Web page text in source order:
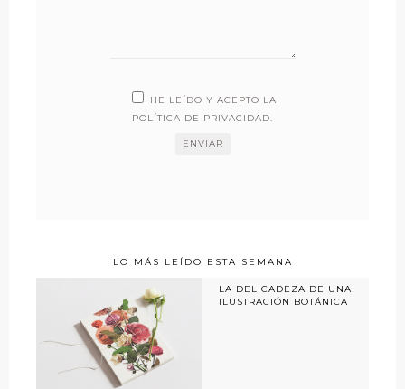
HE LEÍDO Y ACEPTO LA
POLÍTICA DE PRIVACIDAD.
LO MÁS LEÍDO ESTA SEMANA
LA DELICADEZA DE UNA
ILUSTRACIÓN BOTÁNICA